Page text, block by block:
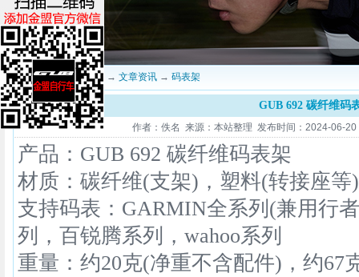
当前位置：深圳金盟 → 文章资讯 → 码表架
GUB 692 碳纤维码
作者：佚名 来源：本站整理 发布时间：2024-06-20
产品：GUB 692 碳纤维码表架
材质：碳纤维(支架)，塑料(转接座等)
支持码表：GARMIN全系列(兼用行
列，百锐腾系列，wahoo系列
重量：约20克(净重不含配件)，约67